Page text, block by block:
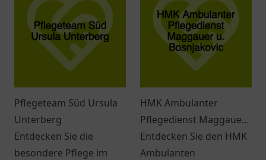
Pflegeteam Süd Ursula
Unterberg
Entdecken Sie die
besondere Pflege im
HMK Ambulanter
Pflegedienst Maggauer
u. Bosnjakovic
Entdecken Sie den HMK
Ambulanten